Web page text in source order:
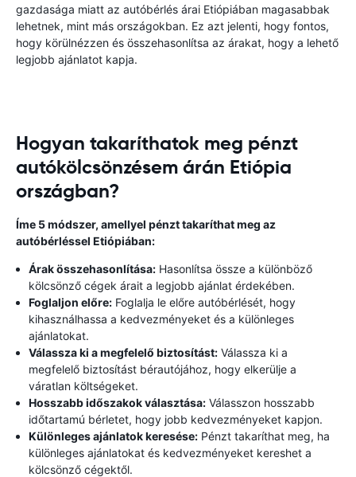
gazdasága miatt az autóbérlés árai Etiópiában magasabbak
lehetnek, mint más országokban. Ez azt jelenti, hogy fontos,
hogy körülnézzen és összehasonlítsa az árakat, hogy a lehető
legjobb ajánlatot kapja.
Hogyan takaríthatok meg pénzt
autókölcsönzésem árán Etiópia
országban?
Íme 5 módszer, amellyel pénzt takaríthat meg az
autóbérléssel Etiópiában:
Árak összehasonlítása: Hasonlítsa össze a különböző
kölcsönző cégek árait a legjobb ajánlat érdekében.
Foglaljon előre: Foglalja le előre autóbérlését, hogy
kihasználhassa a kedvezményeket és a különleges
ajánlatokat.
Válassza ki a megfelelő biztosítást: Válassza ki a
megfelelő biztosítást bérautójához, hogy elkerülje a
váratlan költségeket.
Hosszabb időszakok választása: Válasszon hosszabb
időtartamú bérletet, hogy jobb kedvezményeket kapjon.
Különleges ajánlatok keresése: Pénzt takaríthat meg, ha
különleges ajánlatokat és kedvezményeket kereshet a
kölcsönző cégektől.